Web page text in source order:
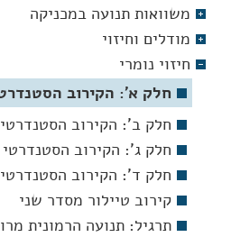
משוואות תנועה במכניקה
מודלים וחיזוי
חיזוי נומרי
חלק א': הקירוב
חלק ב': הקירוב
חלק ג': הקירוב
חלק ד': הקירוב
קירוב טיילור מסדר שני
תרגיל: תנועה הרמונית